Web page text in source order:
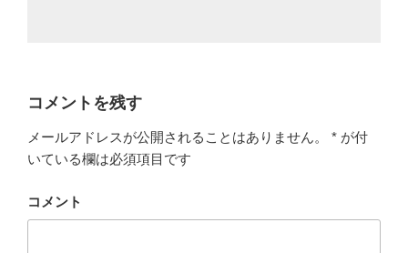
コメントを残す
メールアドレスが公開されることはありません。 * が付
いている欄は必須項目です
コメント